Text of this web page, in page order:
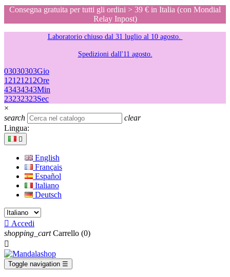
Consegna gratuita per tutti gli ordini > 39 € in Italia (con Mondial
Relay Inpost)
Laboratorio chiuso dal 31 luglio al 10 agosto.
Spedizioni dall'11 agosto.
03030303Gio
12121212Ore
43434343Min
23232323Sec
×
search
clear
Lingua:

English
Français
Español
Italiano
Deutsch
 Accedi
shopping_cart Carrello (0)

Toggle navigation ☰